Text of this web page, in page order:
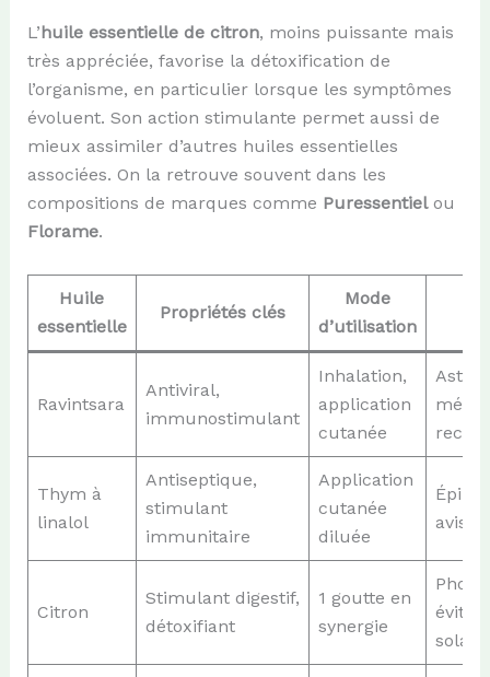
L’huile essentielle de citron, moins puissante mais
très appréciée, favorise la détoxification de
l’organisme, en particulier lorsque les symptômes
évoluent. Son action stimulante permet aussi de
mieux assimiler d’autres huiles essentielles
associées. On la retrouve souvent dans les
compositions de marques comme Puressentielou
Florame.
Huile
essentielle
Propriétés clés
Mode
d’utilisation
Ravintsara
Antiviral,
immunostimulant
Inhalation,
application
cutanée
Thym à
linalol
Antiseptique,
stimulant
immunitaire
Application
cutanée
diluée
avis
Citron
Stimulant digestif,
détoxifiant
1 goutte en
synergie
éviter
solaire